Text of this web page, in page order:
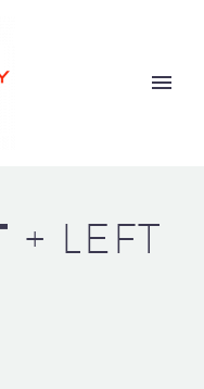
+ LEFT